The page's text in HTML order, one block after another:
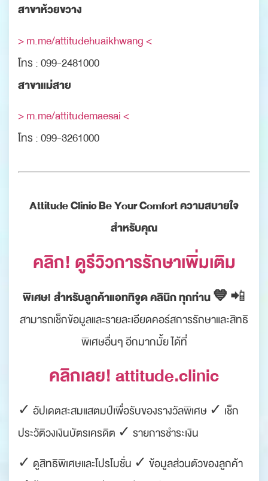
สาขาห้วยขวาง
> m.me/attitudehuaikhwang <
โทร : 099-2481000
สาขาแม่สาย
> m.me/attitudemaesai <
โทร : 099-3261000
Attitude Clinic Be Your Comfort ความสบายใจ
สำหรับคุณ
คลิก! ดูรีวิวการรักษาเพิ่มเติม
พิเศษ! สำหรับลูกค้าแอททิจูด คลินิก ทุกท่าน 💙 📲
สามารถเช็กข้อมูลและรายละเอียดคอร์สการรักษาและสิทธิ
พิเศษอื่นๆ อีกมากมั้ย ได้ที่
คลิกเลย! attitude.clinic
✓ อัปเดตสะสมแสตมป์เพื่อรับของรางวัลพิเศษ ✓ เช็ก
ประวัติวงเงินบัตรเครดิต ✓ รายการชำระเงิน
✓ ดูสิทธิพิเศษและโปรโมชั่น ✓ ข้อมูลส่วนตัวของลูกค้า